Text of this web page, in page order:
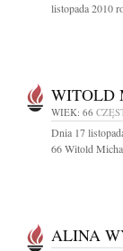
listopada 2010
WITOLD
WIEK: 66
Dnia 17
66 Witold
ALINA